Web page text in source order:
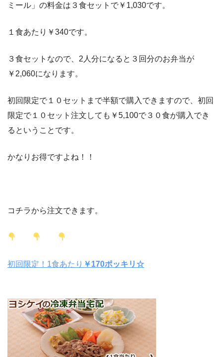
ミール」の料金は３食セットで￥1,030です。
１食あたり￥340です。
３食セットなので、2人分になると３回分のお弁当が
￥2,060になります。
初回限定で１０セットまで半額で購入できますので、初回
限定で１０セット注文しても￥5,100で３０食が購入でき
るということです。
かなりお得ですよね！！
コチラから注文できます。
初回限定！1食あたり ￥170ポッキリ☆